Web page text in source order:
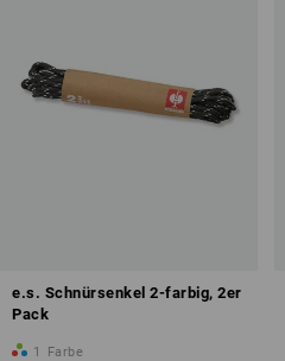
e.s. Schnürsenkel 2-farbig, 2er
Pack
1 Farbe